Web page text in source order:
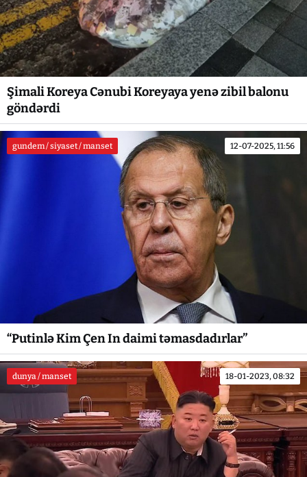
Şimali Koreya Cənubi Koreyaya yenə zibil balonu
göndərdi
gundem / siyaset / manset 12-07-2025, 11:56
“Putinlə Kim Çen In daimi təmasdadırlar”
dunya / manset 18-01-2023, 08:32